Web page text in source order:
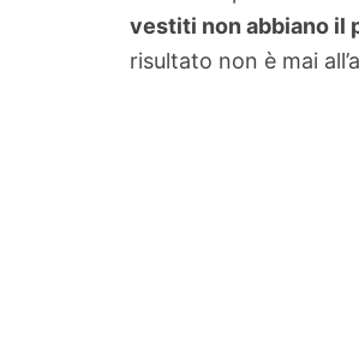
vestiti non abbiano il
risultato non è mai